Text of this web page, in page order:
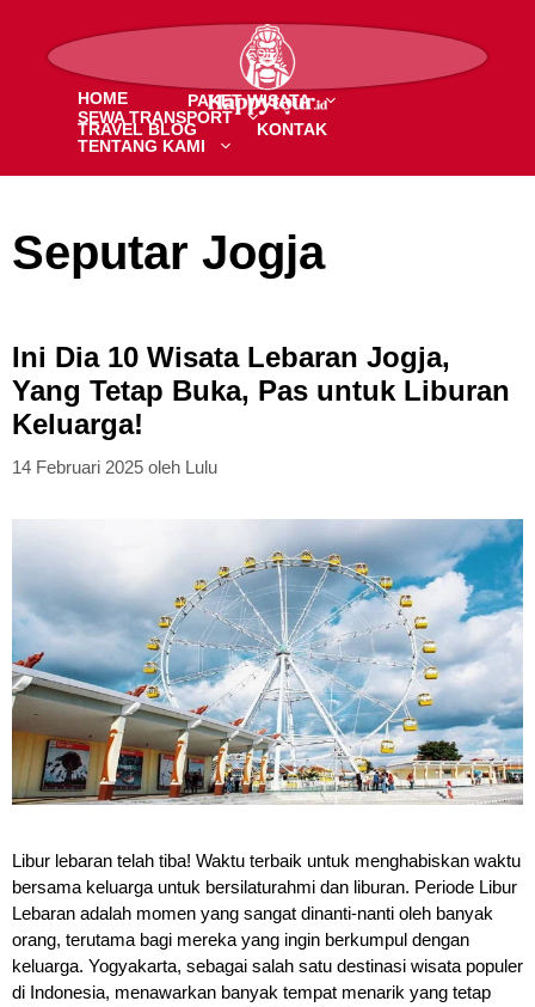
MENU
HOME
PAKET WISATA
SEWA TRANSPORT
TRAVEL BLOG
KONTAK
TENTANG KAMI
Seputar Jogja
Ini Dia 10 Wisata Lebaran Jogja,
Yang Tetap Buka, Pas untuk Liburan
Keluarga!
14 Februari 2025 oleh Lulu
Libur lebaran telah tiba! Waktu terbaik untuk menghabiskan waktu
bersama keluarga untuk bersilaturahmi dan liburan. Periode Libur
Lebaran adalah momen yang sangat dinanti-nanti oleh banyak
orang, terutama bagi mereka yang ingin berkumpul dengan
keluarga. Yogyakarta, sebagai salah satu destinasi wisata populer
di Indonesia, menawarkan banyak tempat menarik yang tetap